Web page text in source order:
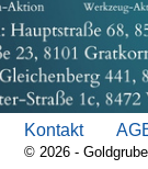
Kontakt
© 2026 -